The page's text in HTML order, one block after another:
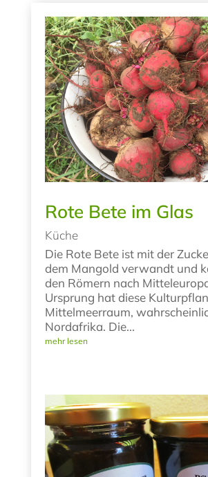
Rote Bete im Glas
Küche
Die Rote Bete ist mit der
dem Mangold verwandt und
den Römern nach
Ursprung hat diese
Mittelmeerraum,
Nordafrika. Die...
mehr lesen